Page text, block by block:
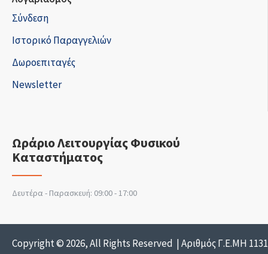
Σύνδεση
Ιστορικό Παραγγελιών
Δωροεπιταγές
Newsletter
Ωράριο Λειτουργίας Φυσικού
Καταστήματος
Δευτέρα - Παρασκευή: 09:00 - 17:00
Copyright © 2026, All Rights Reserved | Αριθμός Γ.Ε.ΜΗ